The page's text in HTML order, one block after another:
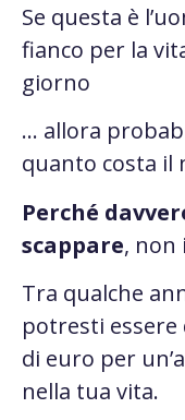
Se questa è
fianco per la
giorno
… allora
quanto costa il
Perché
scappare, non
Tra qualche
potresti essere
di euro per
nella tua vita.